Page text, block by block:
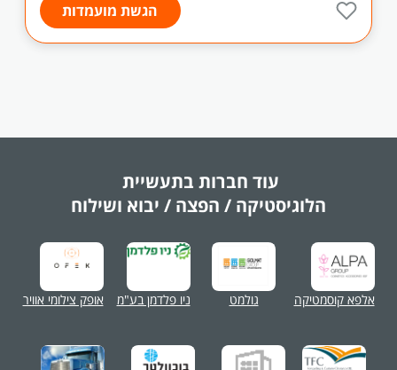
הגשת מועמדות
עוד חברות בתעשיית
הלוגיסטיקה / הפצה / יבוא ושילוח
אלפא קוסמטיקה גולמט ניו פלדמן בע"מ אופק צילומי אוויר